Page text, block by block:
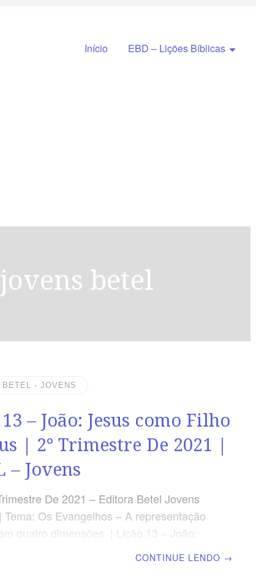
Pular para o conteúdo
Início EBD – Lições Bíblicas
betel
BETEL - JOVENS
– João: Jesus como Filho
| 2° Trimestre De 2021 |
– Jovens
De 2021 – Editora Betel Jovens
Tema: Os Evangelhos – A representação
quatro dimensões | Lição 13 – João:
CONTINUE LENDO →